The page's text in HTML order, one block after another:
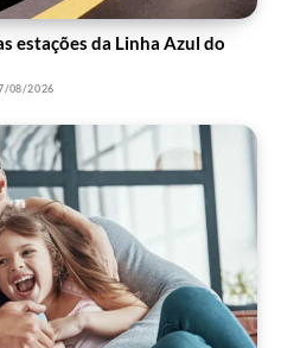
estações da Linha Azul do
08/2026